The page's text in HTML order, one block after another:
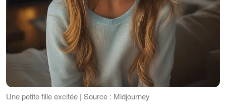
Une petite fille excitée | Source : Midjourney